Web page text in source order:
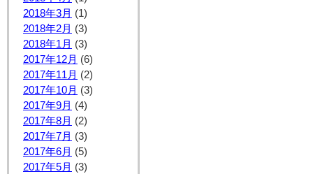
2018年3月 (1)
2018年2月 (3)
2018年1月 (3)
2017年12月 (6)
2017年11月 (2)
2017年10月 (3)
2017年9月 (4)
2017年8月 (2)
2017年7月 (3)
2017年6月 (5)
2017年5月 (3)